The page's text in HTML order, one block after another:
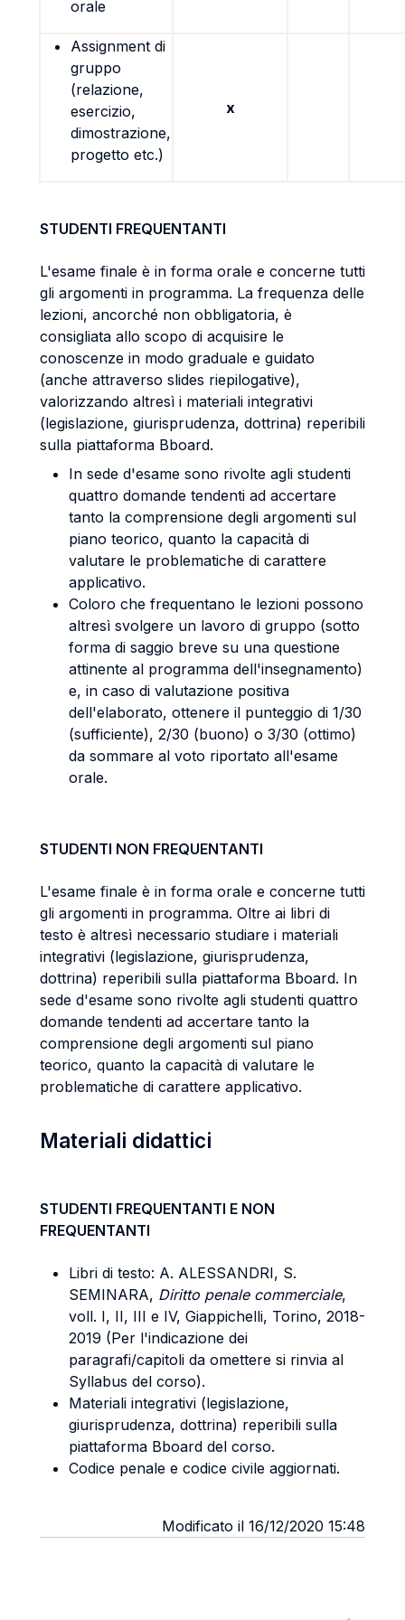
orale
Assignment di
gruppo
(relazione,
esercizio,
dimostrazione,
progetto etc.)
x
STUDENTI FREQUENTANTI
L'esame finale è in forma orale e concerne tutti
gli argomenti in programma. La frequenza delle
lezioni, ancorché non obbligatoria, è
consigliata allo scopo di acquisire le
conoscenze in modo graduale e guidato
(anche attraverso slides riepilogative),
valorizzando altresì i materiali integrativi
(legislazione, giurisprudenza, dottrina) reperibili
sulla piattaforma Bboard.
In sede d'esame sono rivolte agli studenti
quattro domande tendenti ad accertare
tanto la comprensione degli argomenti sul
piano teorico, quanto la capacità di
valutare le problematiche di carattere
applicativo.
Coloro che frequentano le lezioni possono
altresì svolgere un lavoro di gruppo (sotto
forma di saggio breve su una questione
attinente al programma dell'insegnamento)
e, in caso di valutazione positiva
dell'elaborato, ottenere il punteggio di 1/30
(sufficiente), 2/30 (buono) o 3/30 (ottimo)
da sommare al voto riportato all'esame
orale.
STUDENTI NON FREQUENTANTI
L'esame finale è in forma orale e concerne tutti
gli argomenti in programma. Oltre ai libri di
testo è altresì necessario studiare i materiali
integrativi (legislazione, giurisprudenza,
dottrina) reperibili sulla piattaforma Bboard. In
sede d'esame sono rivolte agli studenti quattro
domande tendenti ad accertare tanto la
comprensione degli argomenti sul piano
teorico, quanto la capacità di valutare le
problematiche di carattere applicativo.
Materiali didattici
STUDENTI FREQUENTANTI E NON
FREQUENTANTI
Libri di testo: A. ALESSANDRI, S.
SEMINARA, Diritto penale commerciale,
voll. I, II, III e IV, Giappichelli, Torino, 2018-
2019 (Per l'indicazione dei
paragrafi/capitoli da omettere si rinvia al
Syllabus del corso).
Materiali integrativi (legislazione,
giurisprudenza, dottrina) reperibili sulla
piattaforma Bboard del corso.
Codice penale e codice civile aggiornati.
Modificato il 16/12/2020 15:48